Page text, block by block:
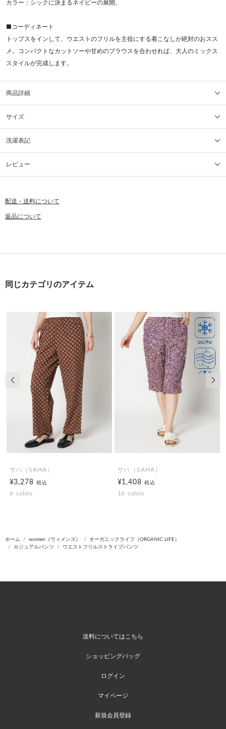
カラー：シックに決まるネイビーの展開。
■コーディネート
トップスをインして、ウエストのフリルを主役にする着こなしが絶対のおスス
メ。コンパクトなカットソーや甘めのブラウスを合わせれば、大人のミックス
スタイルが完成します。
商品詳細
サイズ
洗濯表記
レビュー
配送・送料について
返品について
同じカテゴリのアイテム
サハ（SAHA）
¥3,278税込
6 colors
サハ（SAHA）
¥1,408税込
16 colors
前の画像
ホーム women（ウィメンズ）
オーガニックライフ（ORGANIC LIFE）
カジュアルパンツ
ウエストフリルストライプパンツ
送料についてはこちら
ショッピングバッグ
ログイン
マイページ
新規会員登録